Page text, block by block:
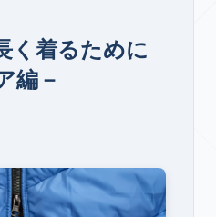
く着るために
編－